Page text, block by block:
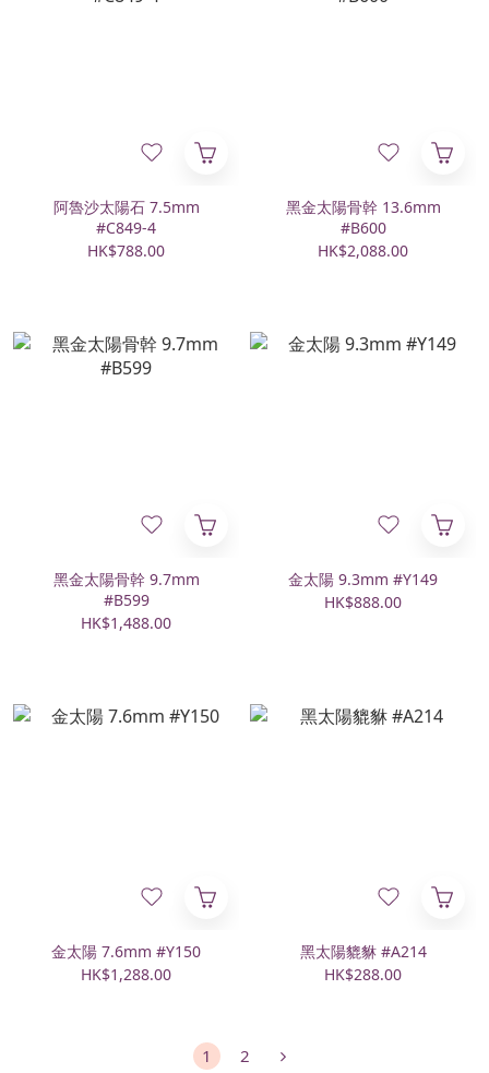
阿魯沙太陽石 7.5mm
#C849-4
HK$788.00
黑金太陽骨幹 13.6mm
#B600
HK$2,088.00
黑金太陽骨幹 9.7mm
#B599
HK$1,488.00
金太陽 9.3mm #Y149
HK$888.00
金太陽 7.6mm #Y150
HK$1,288.00
黑太陽貔貅 #A214
HK$288.00
1 2